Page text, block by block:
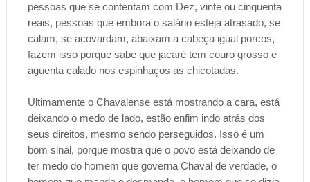
pessoas que se contentam com Dez, vinte ou cinquenta
reais, pessoas que embora o salário esteja atrasado, se
calam, se acovardam, abaixam a cabeça igual porcos,
fazem isso porque sabe que jacaré tem couro grosso e
aguenta calado nos espinhaços as chicotadas.
Ultimamente o Chavalense está mostrando a cara, está
deixando o medo de lado, estão enfim indo atrás dos
seus direitos, mesmo sendo perseguidos. Isso é um
bom sinal, porque mostra que o povo está deixando de
ter medo do homem que governa Chaval de verdade, o